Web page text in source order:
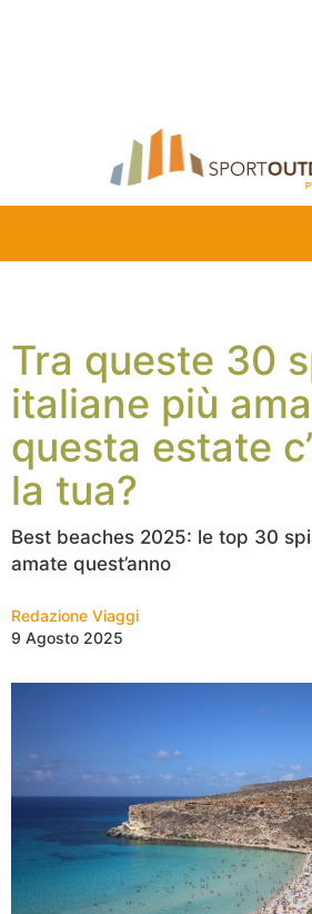
Tra queste 30
italiane più
questa estate
la tua?
Best beaches 2025: le top 30
amate quest’anno
Redazione Viaggi
9 Agosto 2025